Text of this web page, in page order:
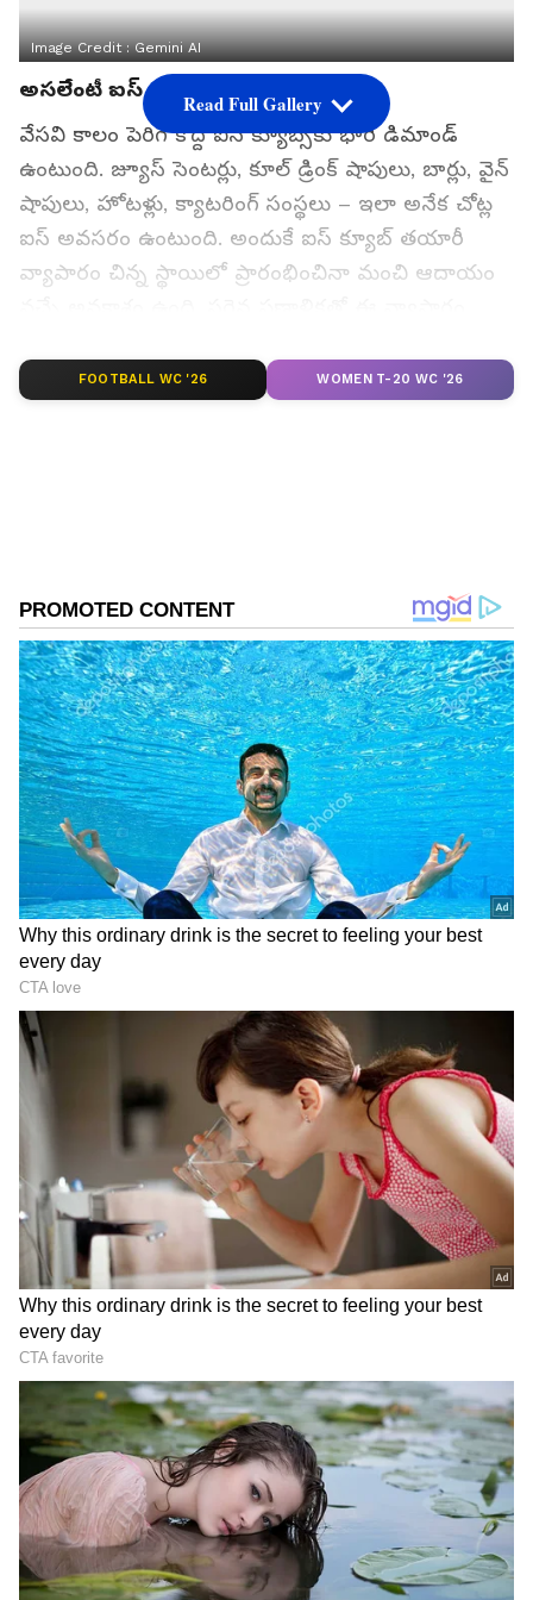
Image Credit :Gemini AI
అస‌లేంటీ ఐస్ క్యూబ్ మేకింగ్
వేసవి కాలం పెరిగే కొద్దీ ఐస్ క్యూబ్స్‌కు భారీ డిమాండ్
ఉంటుంది. జ్యూస్ సెంటర్లు, కూల్ డ్రింక్ షాపులు, బార్లు, వైన్
షాపులు, హోటళ్లు, క్యాటరింగ్ సంస్థలు – ఇలా అనేక చోట్ల
ఐస్ అవసరం ఉంటుంది. అందుకే ఐస్ క్యూబ్ తయారీ
వ్యాపారం చిన్న స్థాయిలో ప్రారంభించినా మంచి ఆదాయం
ఈ వ్యాపారం వ్యాపారం ప్రారంభించే ముందు మార్కెట్
పెళ్లిళ్లు, పార్టీలు, ఈవెంట్లు ఉన్నప్పుడు కూడా ఐస్
వినియోగం పెరుగుతుంది. మీ ప్రాంతంలో ఉన్న‌ జ్యూస్
షాపులు లేదా బార్లతో ఒప్పందం చేసుకొని ప్లాన్ చేసుకోవాలి.
ఒకసారి రెగ్యులర్ కస్టమర్లు ఏర్పడితే ఈ వ్యాపారం
నిరంతరం ఆదాయం వచ్చేలా మారుతుంది.
గూగుల్‌లో ఆసక్తికరమైన సమాచారం కోసం ఏసియానెట్ తెలుగు
ను మీ ఫ్రిఫర్డ్ సోర్స్ గా ఎంచుకోండి
2
5
Image Credit : Gemini AI
ఐస్ క్యూబ్ తయారీకి అవసరమైన యంత్రాలు
ఈ వ్యాపారంలో ముఖ్యమైనది ఐస్ తయారీ యంత్రం.
మంచి నాణ్యత ఉన్న యంత్రం కొనుగోలు చేస్తే ఉత్పత్తి
Read Full Gallery
FOOTBALL WC '26 WOMEN T-20 WC '26